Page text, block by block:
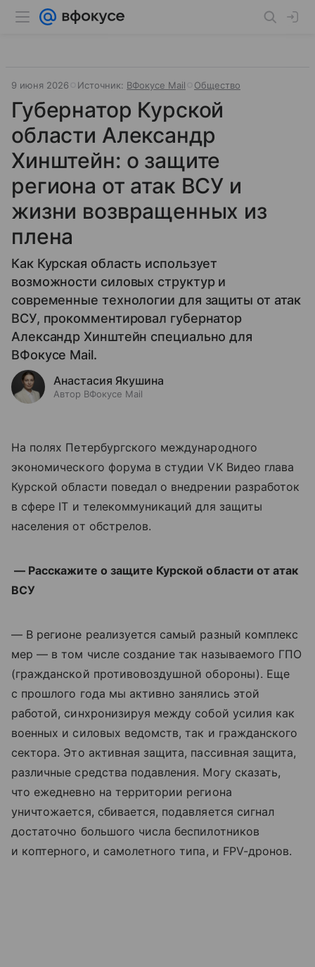
9 июня 2026 Источник: ВФокусе Mail Общество
Губернатор Курской
области Александр
Хинштейн: о защите
региона от атак ВСУ и
жизни возвращенных из
плена
Как Курская область использует
возможности силовых структур и
современные технологии для защиты от атак
ВСУ, прокомментировал губернатор
Александр Хинштейн специально для
ВФокусе Mail.
Анастасия Якушина
Автор ВФокусе Mail
На полях Петербургского международного
экономического форума в студии VK Видео глава
Курской области поведал о внедрении разработок
в сфере IT и телекоммуникаций для защиты
населения от обстрелов.
— Расскажите о защите Курской области от атак
ВСУ
— В регионе реализуется самый разный комплекс
мер — в том числе создание так называемого ГПО
(гражданской противовоздушной обороны). Еще
с прошлого года мы активно занялись этой
работой, синхронизируя между собой усилия как
военных и силовых ведомств, так и гражданского
сектора. Это активная защита, пассивная защита,
различные средства подавления. Могу сказать,
что ежедневно на территории региона
уничтожается, сбивается, подавляется сигнал
достаточно большого числа беспилотников
и коптерного, и самолетного типа, и FPV-дронов.